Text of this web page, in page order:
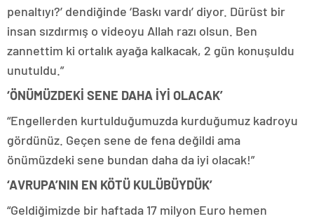
penaltıyı?’ dendiğinde ‘Baskı vardı’ diyor. Dürüst bir
insan sızdırmış o videoyu Allah razı olsun. Ben
zannettim ki ortalık ayağa kalkacak, 2 gün konuşuldu
unutuldu.”
‘ÖNÜMÜZDEKİ SENE DAHA İYİ OLACAK’
“Engellerden kurtulduğumuzda kurduğumuz kadroyu
gördünüz. Geçen sene de fena değildi ama
önümüzdeki sene bundan daha da iyi olacak!”
‘AVRUPA’NIN EN KÖTÜ KULÜBÜYDÜK’
“Geldiğimizde bir haftada 17 milyon Euro hemen